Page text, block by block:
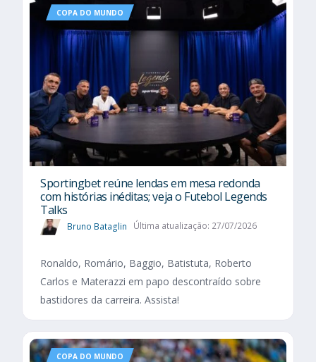
COPA DO MUNDO
Sportingbet reúne lendas em mesa redonda
com histórias inéditas; veja o Futebol Legends
Talks
Bruno Bataglin Última atualização: 27/07/2026
Ronaldo, Romário, Baggio, Batistuta, Roberto
Carlos e Materazzi em papo descontraído sobre
bastidores da carreira. Assista!
COPA DO MUNDO